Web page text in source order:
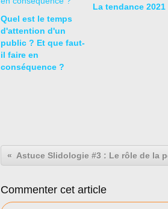
Quel est le temps
d'attention d'un
public ? Et que faut-
il faire en
conséquence ?
La tendance 2021
Commenter cet article